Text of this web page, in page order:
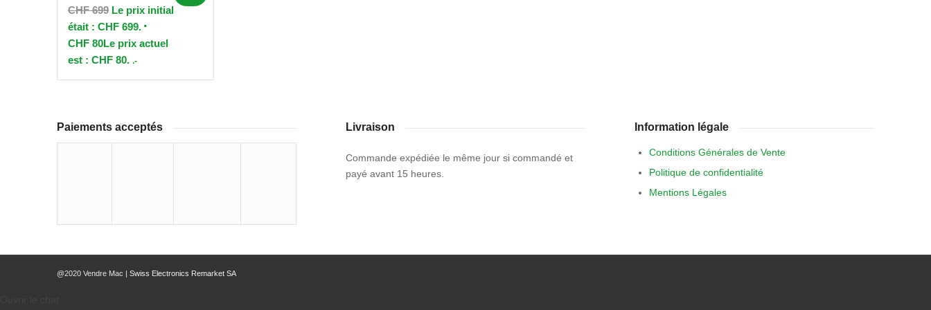
CHF699 Le prix initial
était : CHF 699.
CHF 80Le prix actuel
est : CHF 80. .-
Paiements acceptés Livraison
Commande expédiée le même jour si commandé et
payé avant 15 heures.
Information légale
Conditions Générales de Vente
Politique de confidentialité
Mentions Légales
@2020 Vendre Mac | Swiss Electronics Remarket SA